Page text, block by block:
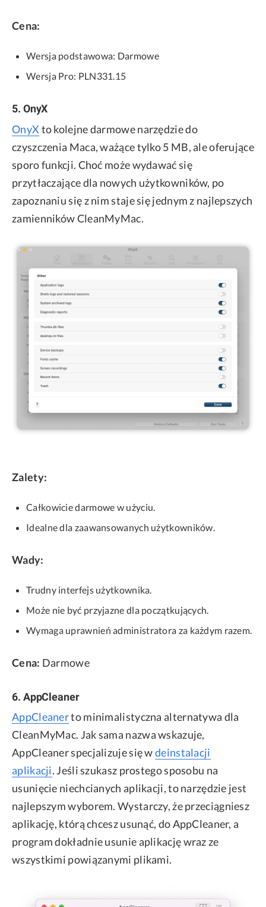
Cena:
Wersja podstawowa: Darmowe
Wersja Pro: PLN331.15
5. OnyX
OnyX to kolejne darmowe narzędzie do
czyszczenia Maca, ważące tylko 5 MB, ale oferujące
sporo funkcji. Choć może wydawać się
przytłaczające dla nowych użytkowników, po
zapoznaniu się z nim staje się jednym z najlepszych
zamienników CleanMyMac.
Zalety:
Całkowicie darmowe w użyciu.
Idealne dla zaawansowanych użytkowników.
Wady:
Trudny interfejs użytkownika.
Może nie być przyjazne dla początkujących.
Wymaga uprawnień administratora za każdym razem.
Cena: Darmowe
6. AppCleaner
AppCleanerto minimalistyczna alternatywa dla
CleanMyMac. Jak sama nazwa wskazuje,
AppCleaner specjalizuje się wdeinstalacji
aplikacji. Jeśli szukasz prostego sposobu na
usunięcie niechcianych aplikacji, to narzędzie jest
najlepszym wyborem. Wystarczy, że przeciągniesz
aplikację, którą chcesz usunąć, do AppCleaner, a
program dokładnie usunie aplikację wraz ze
wszystkimi powiązanymi plikami.